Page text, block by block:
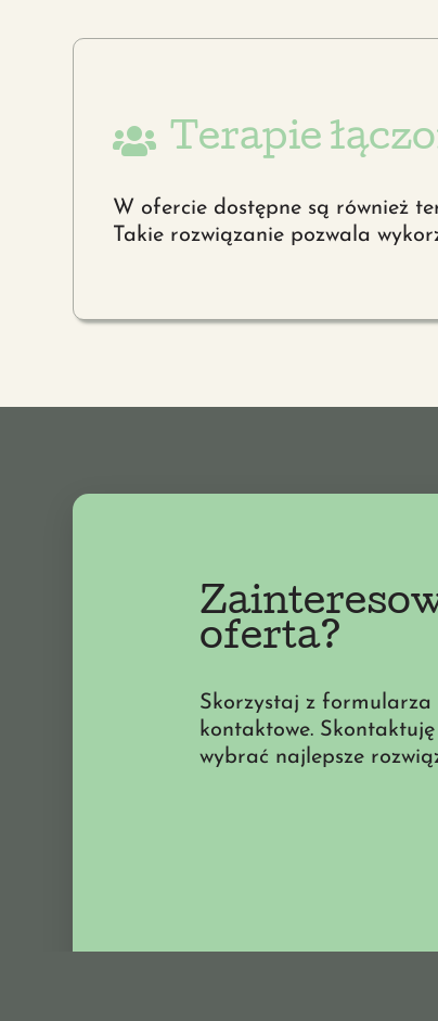
Terapie
W ofercie dostępne są również
Takie rozwiązanie pozwala
oferta?
Skorzystaj z formularza
kontaktowe.
wybrać najlepsze